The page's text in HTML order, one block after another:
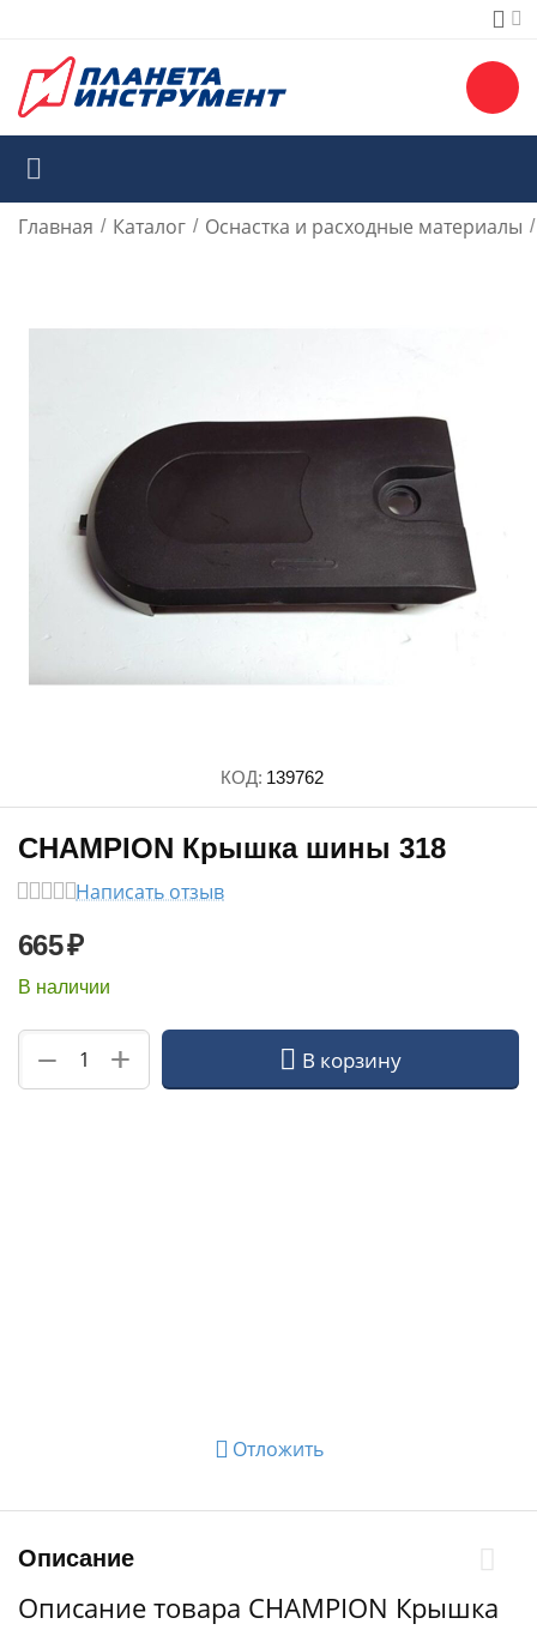
Главная / Каталог / Оснастка и расходные материалы /
КОД: 139762
CHAMPION Крышка шины 318
Написать отзыв
665₽
В наличии
+
− В корзину
Отложить
Описание
Описание товара CHAMPION Крышка